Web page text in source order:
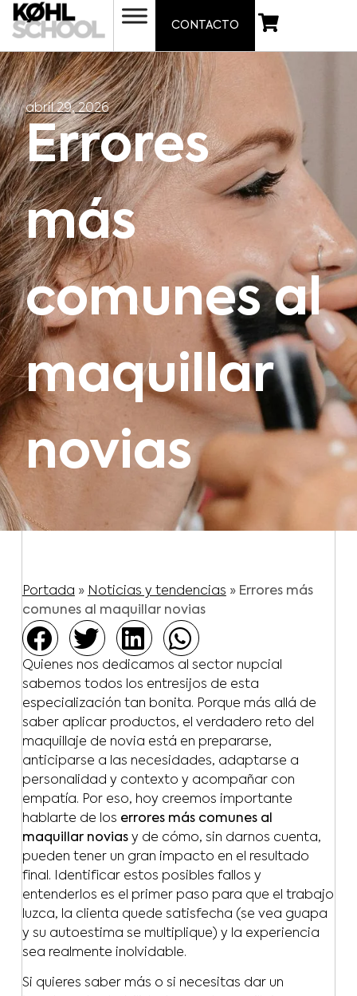
CONTACTO
abril 29, 2026
Errores
más
comunes al
maquillar
novias
Portada » Noticias y tendencias » Errores más
comunes al maquillar novias
Quienes nos dedicamos al sector nupcial
sabemos todos los entresijos de esta
especialización tan bonita. Porque más allá de
saber aplicar productos, el verdadero reto del
maquillaje de novia está en prepararse,
anticiparse a las necesidades, adaptarse a
personalidad y contexto y acompañar con
empatía. Por eso, hoy creemos importante
hablarte de los errores más comunes al
maquillar noviasy de cómo, sin darnos cuenta,
pueden tener un gran impacto en el resultado
final. Identificar estos posibles fallos y
entenderlos es el primer paso para que el trabajo
luzca, la clienta quede satisfecha (se vea guapa
y su autoestima se multiplique) y la experiencia
sea realmente inolvidable.
Si quieres saber más o si necesitas dar un